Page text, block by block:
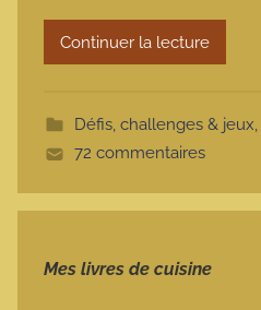
r
t
Continuer la lecture
Défis, challenges & jeux,
72 commentaires
Mes livres de cuisine